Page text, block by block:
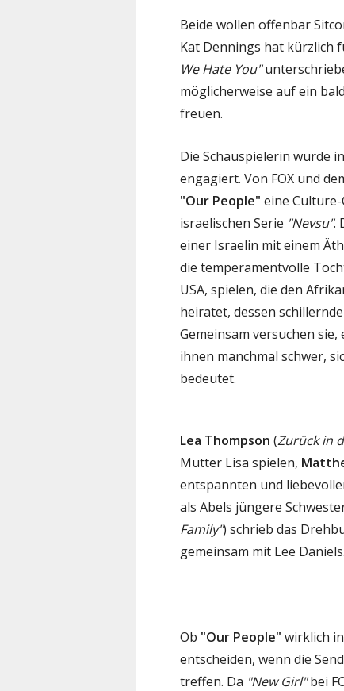
Beide wollen offenbar
Kat Dennings hat kürzlich
We Hate You"
möglicherweise auf ein
freuen.
Die Schauspielerin wurde
engagiert. Von FOX und
"Our People" eine Culture-
israelischen Serie "Nevsu".
einer Israelin mit einem
die temperamentvolle
USA, spielen, die den
heiratet, dessen
Gemeinsam versuchen
ihnen manchmal schwer,
bedeutet.
Lea Thompson (Zurück in
Mutter Lisa spielen,
entspannten und
als Abels jüngere
Family") schrieb das
gemeinsam mit Lee Daniels.
Ob "Our People" wirklich
entscheiden, wenn die
treffen. Da "New Girl"bei